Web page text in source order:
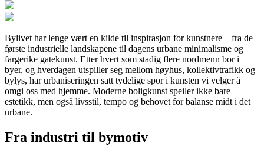
Bylivet har lenge vært en kilde til inspirasjon for kunstnere – fra de
første industrielle landskapene til dagens urbane minimalisme og
fargerike gatekunst. Etter hvert som stadig flere nordmenn bor i
byer, og hverdagen utspiller seg mellom høyhus, kollektivtrafikk og
bylys, har urbaniseringen satt tydelige spor i kunsten vi velger å
omgi oss med hjemme. Moderne boligkunst speiler ikke bare
estetikk, men også livsstil, tempo og behovet for balanse midt i det
urbane.
Fra industri til bymotiv